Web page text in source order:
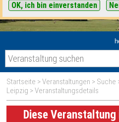
OK, ich bin einverstanden
Startseite >Veranstaltungen > Suche
Leipzig > Veranstaltungsdetails
Diese